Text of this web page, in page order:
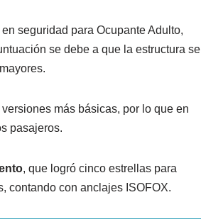
seguridad para Ocupante Adulto,
se debe a que la estructura se
más básicas, por lo que en
pasajeros.
, que logró cinco estrellas para
contando con anclajes ISOFOX.